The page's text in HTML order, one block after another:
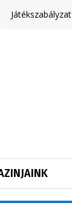
Játékszabályzat